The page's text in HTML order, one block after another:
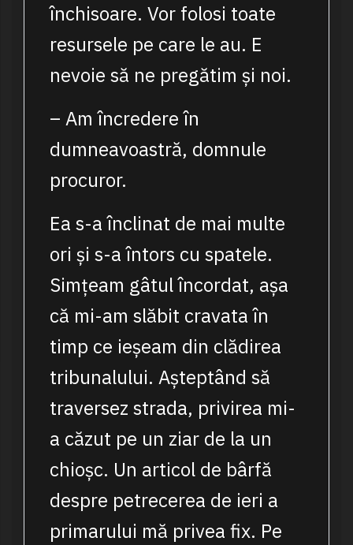
închisoare. Vor folosi toate
resursele pe care le au. E
nevoie să ne pregătim și noi.
– Am încredere în
dumneavoastră, domnule
procuror.
Ea s-a înclinat de mai multe
ori și s-a întors cu spatele.
Simțeam gâtul încordat, așa
că mi-am slăbit cravata în
timp ce ieșeam din clădirea
tribunalului. Așteptând să
traversez strada, privirea mi-
a căzut pe un ziar de la un
chioșc. Un articol de bârfă
despre petrecerea de ieri a
primarului mă privea fix. Pe